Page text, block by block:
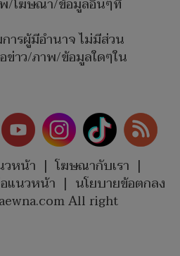
/โฆษณา/ข้อมูลอื่นๆที่
ารผู้มีอำนาจ ไม่มีส่วน
ข่าว/ภาพ/ข้อมูลใดๆใน
วหน้า | โฆษณากับเรา |
แนวหน้า | นโยบายข้อตกลง
All right